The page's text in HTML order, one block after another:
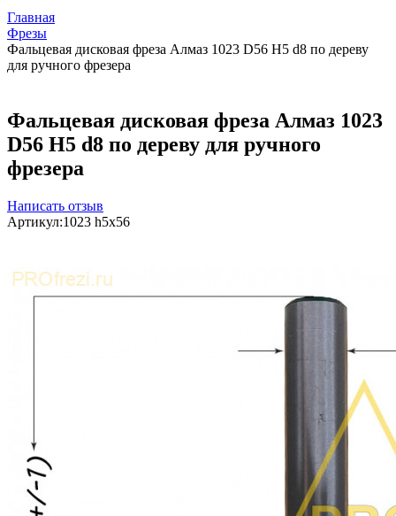
Главная
Фрезы
Фальцевая дисковая фреза Алмаз 1023 D56 H5 d8 по дереву
для ручного фрезера
Фальцевая дисковая фреза Алмаз 1023
D56 H5 d8 по дереву для ручного
фрезера
Написать отзыв
Артикул:1023 h5x56